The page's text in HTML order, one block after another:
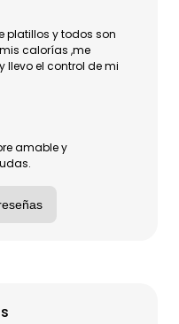
platillos y todos son
calorías ,me
el control de mi
amable y